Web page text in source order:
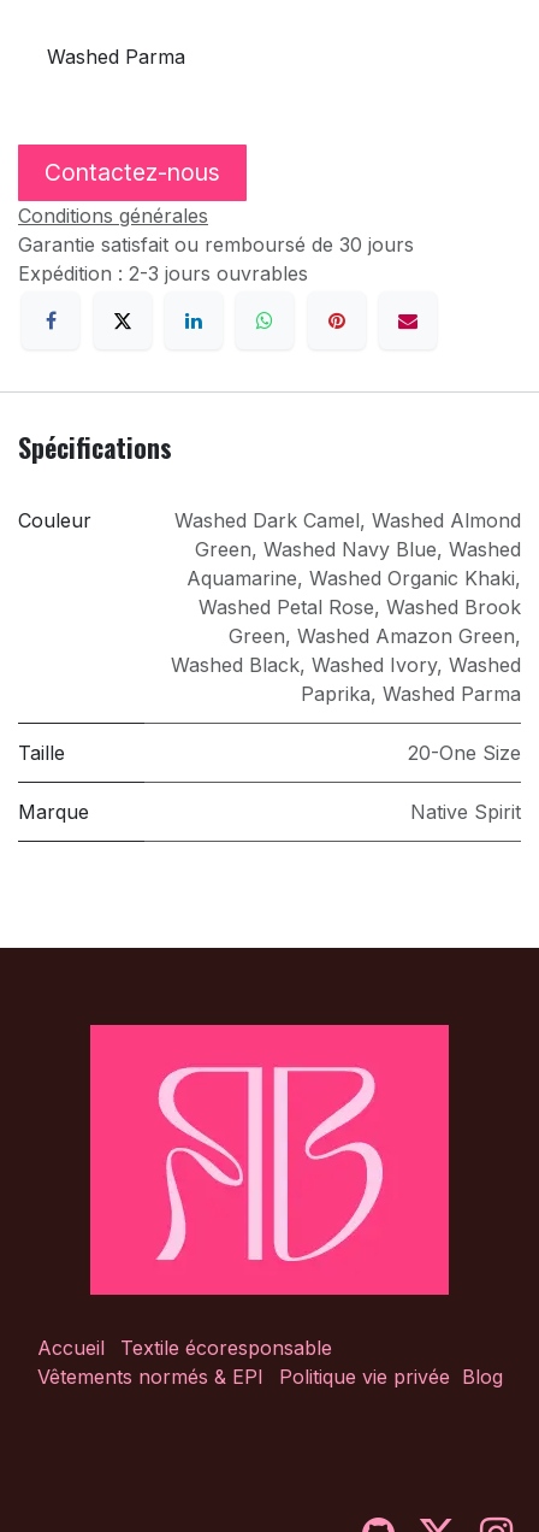
Washed Parma
Contactez-nous
Conditions générales
Garantie satisfait ou remboursé de 30 jours
Expédition : 2-3 jours ouvrables
Spécifications
Couleur Washed Dark Camel, Washed Almond
Green, Washed Navy Blue, Washed
Aquamarine, Washed Organic Khaki,
Washed Petal Rose, Washed Brook
Green, Washed Amazon Green,
Washed Black, Washed Ivory, Washed
Paprika, Washed Parma
Taille 20-One Size
Marque Native Spirit
Accueil
Textile écoresponsable
Vêtements normés & EPI
Politique vie privée Blog